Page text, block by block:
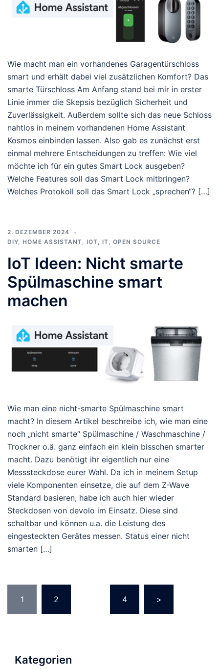
Wie macht man ein vorhandenes Garagentürschloss
smart und erhält dabei viel zusätzlichen Komfort? Das
smarte Türschloss Am Anfang stand bei mir in erster
Linie immer die Skepsis bezüglich Sicherheit und
Zuverlässigkeit. Außerdem sollte sich das neue Schloss
nahtlos in meinem vorhandenen Home Assistant
Kosmos einbinden lassen. Also gab es zunächst erst
einmal mehrere Entscheidungen zu treffen: Wie viel
möchte ich für ein gutes Smart Lock ausgeben?
Welche Features soll das Smart Lock mitbringen?
Welches Protokoll soll das Smart Lock „sprechen“? […]
2. DEZEMBER 2024
DIY, HOME ASSISTANT, IOT, IT, OPEN SOURCE
IoT Ideen: Nicht smarte
Spülmaschine smart
machen
Wie man eine nicht-smarte Spülmaschine smart
macht? In diesem Artikel beschreibe ich, wie man eine
noch „nicht smarte“ Spülmaschine / Waschmaschine /
Trockner o.ä. ganz einfach ein klein bisschen smarter
macht. Dazu benötigt ihr eigentlich nur eine
Messsteckdose eurer Wahl. Da ich in meinem Setup
viele Komponenten einsetze, die auf dem Z-Wave
Standard basieren, habe ich auch hier wieder
Steckdosen von devolo im Einsatz. Diese sind
schaltbar und können u.a. die Leistung des
eingesteckten Gerätes messen. Status einer nicht
smarten […]
der
Beiträge
1 2 4 >
Kategorien